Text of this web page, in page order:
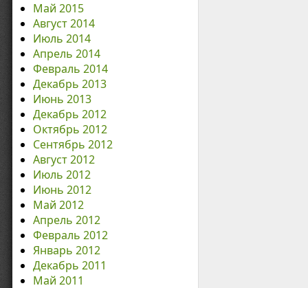
Май 2015
Август 2014
Июль 2014
Апрель 2014
Февраль 2014
Декабрь 2013
Июнь 2013
Декабрь 2012
Октябрь 2012
Сентябрь 2012
Август 2012
Июль 2012
Июнь 2012
Май 2012
Апрель 2012
Февраль 2012
Январь 2012
Декабрь 2011
Май 2011